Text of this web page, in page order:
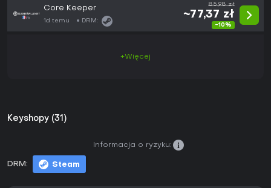
Core Keeper
1d temu DRM:
85,98 zł
~77,37 zł
-10%
+Więcej
Keyshopy (31)
DRM: Steam
Informacja o ryzyku: